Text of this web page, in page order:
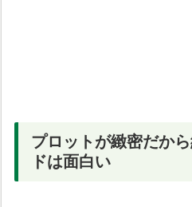
プロットが緻密だか
ドは面白い